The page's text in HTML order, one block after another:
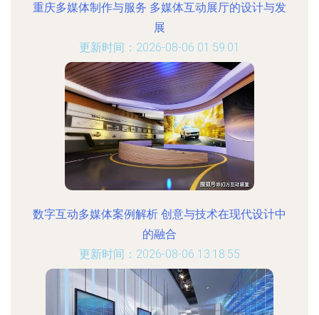
重庆多媒体制作与服务 多媒体互动展厅的设计与发
展
更新时间：2026-08-06 01:59:01
数字互动多媒体案例解析 创意与技术在现代设计中
的融合
更新时间：2026-08-06 13:18:55